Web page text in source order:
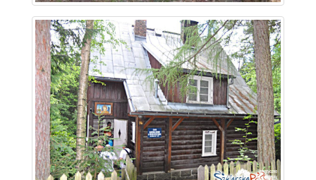
~ 2.8 km